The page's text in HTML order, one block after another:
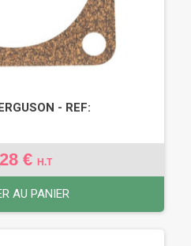
- REF:
€ H.T
AU PANIER